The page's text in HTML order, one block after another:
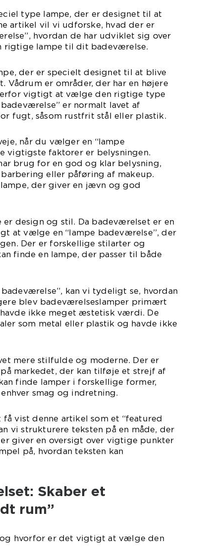
type lampe, der er designet til at
artikel vil vi udforske, hvad der er
hvordan de har udviklet sig over
rigtige lampe til dit badeværelse.
der er specielt designet til at blive
er områder, der har en højere
vigtigt at vælge den rigtige type
er normalt lavet af
fugt, såsom rustfrit stål eller plastik.
når du vælger en “lampe
vigtigste faktorer er belysningen.
brug for en god og klar belysning,
eller påføring af makeup.
der giver en jævn og god
design og stil. Da badeværelset er en
at vælge en “lampe badeværelse”, der
Der er forskellige stilarter og
finde en lampe, der passer til både
kan vi tydeligt se, hvordan
blev badeværelseslamper primært
ikke meget æstetisk værdi. De
som metal eller plastik og havde ikke
mere stilfulde og moderne. Der er
markedet, der kan tilføje et strejf af
finde lamper i forskellige former,
smag og indretning.
vist denne artikel som et “featured
vi strukturere teksten på en måde, der
giver en oversigt over vigtige punkter
på, hvordan teksten kan
Skaber et
rum”
og hvorfor er det vigtigt at vælge den